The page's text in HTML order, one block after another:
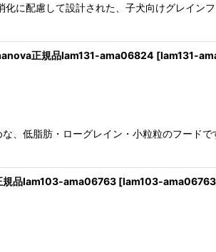
に配慮して設計された、子犬向けグレイン
正規品lam131-ama06824 [lam131-
、低脂肪・ローグレイン・小粒粒のフードで
規品lam103-ama06763 [lam103-ama06763